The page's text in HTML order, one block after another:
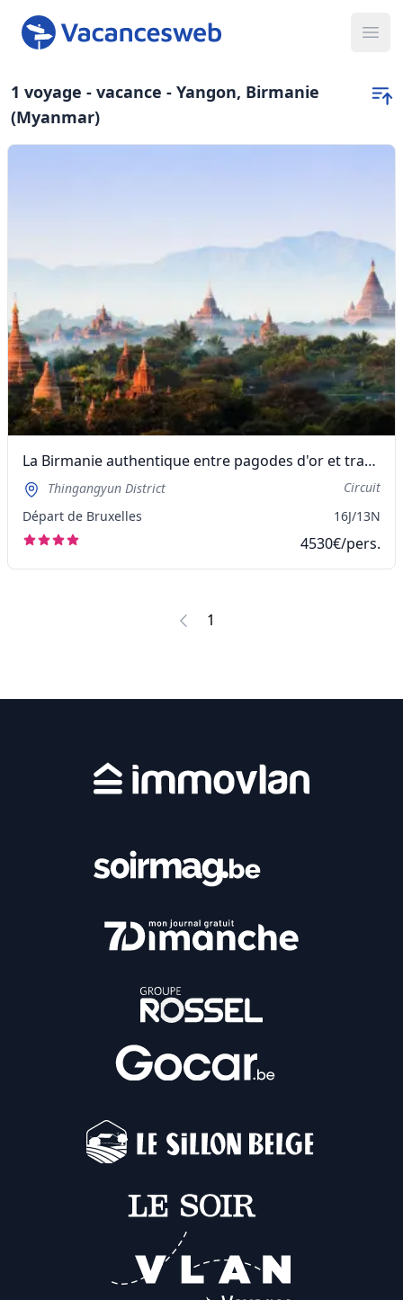
1 voyage - vacance - Yangon, Birmanie
(Myanmar)
La Birmanie authentique entre pagodes d'or et traditions millénaires
Thingangyun District
Circuit
Départ de Bruxelles
16J/13N
4530€/pers.
1